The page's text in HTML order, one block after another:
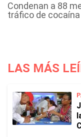
Condenan a 88
tráfico de cocaína
LAS MÁS